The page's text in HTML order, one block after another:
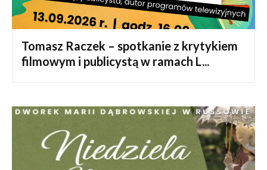
Tomasz Raczek – spotkanie z krytykiem
filmowym i publicystą w ramach L...